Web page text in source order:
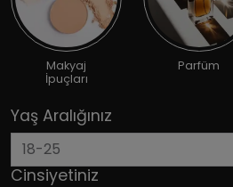
Makyaj
İpuçları
Parfüm
Yaş Aralığınız
Cinsiyetiniz